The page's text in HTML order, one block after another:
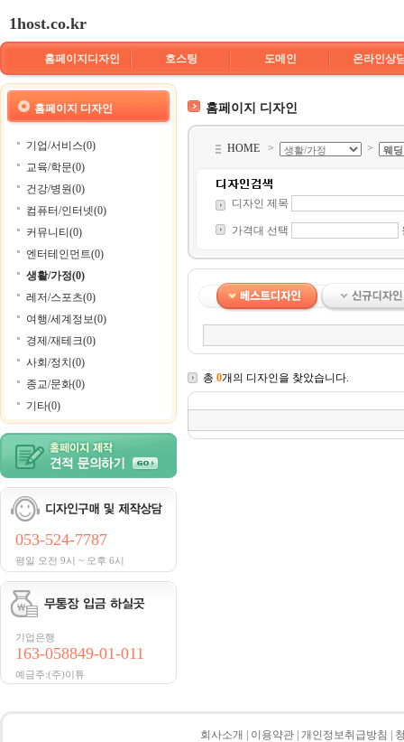
1host.co.kr
홈페이지디자인 호스팅 도메인 온라인상
홈페이지 디자인
기업/서비스(0)
교육/학문(0)
건강/병원(0)
컴퓨터/인터넷(0)
커뮤니티(0)
엔터테인먼트(0)
생활/가정(0)
레저/스포츠(0)
여행/세계정보(0)
경제/재테크(0)
사회/정치(0)
종교/문화(0)
기타(0)
053-524-7787
평일 오전 9시 ~ 오후 6시
기업은행
163-058849-01-011
예금주:(주)이튜
홈페이지 디자인
HOME > >
디자인 제목
가격대 선택
총 0개의 디자인을 찾았습니다.
회사소개 이용약관 개인정보취급방침